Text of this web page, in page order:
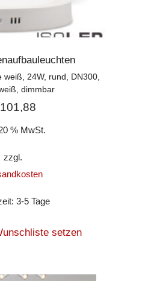
weiß, 24W, rund, DN300,
dimmbar
% MwSt.
zzgl.
3-5 Tage
setzen